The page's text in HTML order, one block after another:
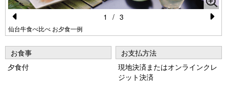
Pr
e
vi
o
仙台牛食べ比べ お夕食一例
e
xt
1 / 3
お食事
夕食付
お支払方法
現地決済またはオンラインクレ
ジット決済